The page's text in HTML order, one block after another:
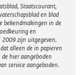
Staatscourant,
en blad
bekendmakingen in de
en
2009 zijn uitgegeven.
alleen de in papieren
hier aangeboden
service aangeboden.